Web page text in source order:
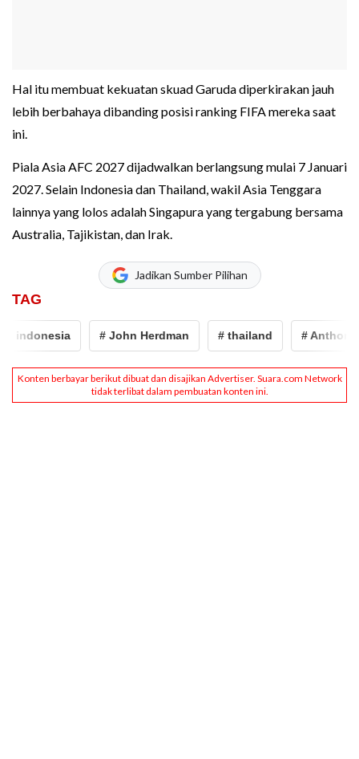
Hal itu membuat kekuatan skuad Garuda diperkirakan jauh
lebih berbahaya dibanding posisi ranking FIFA mereka saat
ini.
Piala Asia AFC 2027 dijadwalkan berlangsung mulai 7 Januari
2027. Selain Indonesia dan Thailand, wakil Asia Tenggara
lainnya yang lolos adalah Singapura yang tergabung bersama
Australia, Tajikistan, dan Irak.
Jadikan Sumber Pilihan
TAG
# John Herdman # thailand # Anthony